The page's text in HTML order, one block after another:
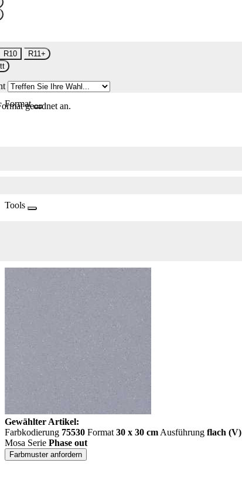
R10
R11+
Formatgeordnet an.
Tools
Gewählter Artikel:
Farbkodierung 75530 Format 30 x 30 cm Ausführung flach (V)
Mosa Serie Phase out
Farbmuster anfordern